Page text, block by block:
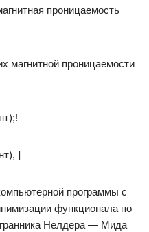
проницаемость
магнитной проницаемости
]
программы с
функционала по
Нелдера — Мида